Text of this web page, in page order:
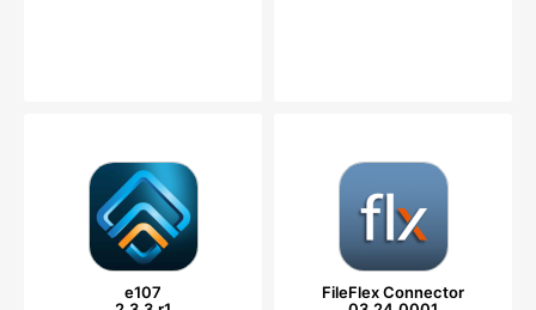
e107
FileFlex Connector